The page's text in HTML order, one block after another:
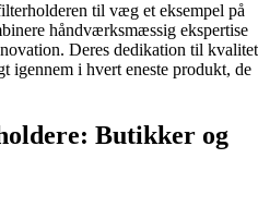
til væg et eksempel på
håndværksmæssig ekspertise
Deres dedikation til kvalitet
igennem i hvert eneste produkt, de
Butikker og